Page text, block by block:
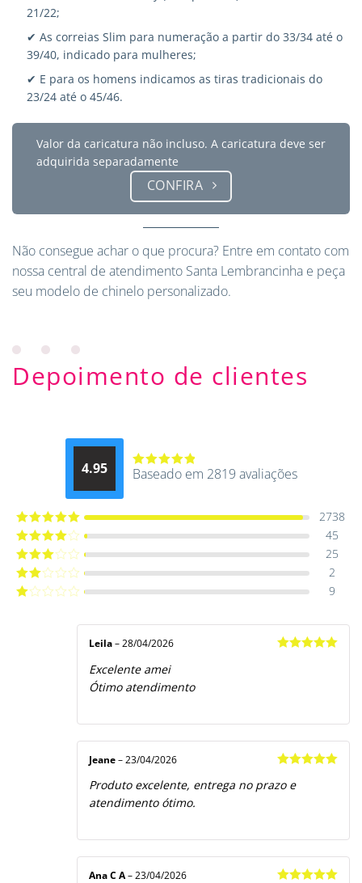
21/22;
✔ As correias Slim para numeração a partir do 33/34 até o
39/40, indicado para mulheres;
✔ E para os homens indicamos as tiras tradicionais do
23/24 até o 45/46.
Valor da caricatura não incluso. A caricatura deve ser
adquirida separadamente
CONFIRA
Não consegue achar o que procura? Entre em contato com
nossa central de atendimento Santa Lembrancinha e peça
seu modelo de chinelo personalizado.
Depoimento de clientes
4.95
Avaliação
Baseado em 2819 avaliações
Avaliação5
2738
Avaliação
45
Avaliação
25
Avaliação
2
9
Leila – 28/04/2026
Excelente amei
Ótimo atendimento
de 5
Jeane – 23/04/2026
Produto excelente, entrega no prazo e
atendimento ótimo.
Ana C A– 23/04/2026